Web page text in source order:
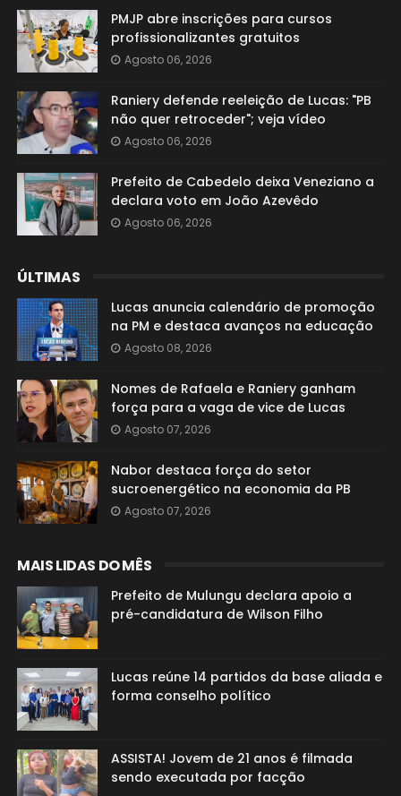
PMJP abre inscrições para cursos
profissionalizantes gratuitos
Agosto 06, 2026
Raniery defende reeleição de Lucas: "PB
não quer retroceder"; veja vídeo
Agosto 06, 2026
Prefeito de Cabedelo deixa Veneziano a
declara voto em João Azevêdo
Agosto 06, 2026
ÚLTIMAS
Lucas anuncia calendário de promoção
na PM e destaca avanços na educação
Agosto 08, 2026
Nomes de Rafaela e Raniery ganham
força para a vaga de vice de Lucas
Agosto 07, 2026
Nabor destaca força do setor
sucroenergético na economia da PB
Agosto 07, 2026
MAIS LIDAS DO MÊS
Prefeito de Mulungu declara apoio a
pré-candidatura de Wilson Filho
Lucas reúne 14 partidos da base aliada e
forma conselho político
ASSISTA! Jovem de 21 anos é filmada
sendo executada por facção